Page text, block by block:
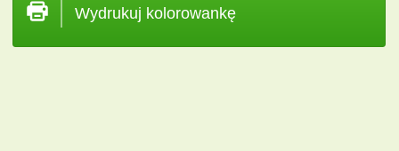
Wydrukuj kolorowankę